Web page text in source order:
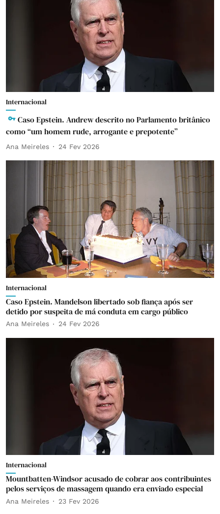
Internacional
Caso Epstein. Andrew descrito no Parlamento britânico
como “um homem rude, arrogante e prepotente”
Ana Meireles 24 Fev 2026
Internacional
Caso Epstein. Mandelson libertado sob fiança após ser
detido por suspeita de má conduta em cargo público
Ana Meireles 24 Fev 2026
Internacional
Mountbatten-Windsor acusado de cobrar aos contribuintes
pelos serviços de massagem quando era enviado especial
Ana Meireles 23 Fev 2026